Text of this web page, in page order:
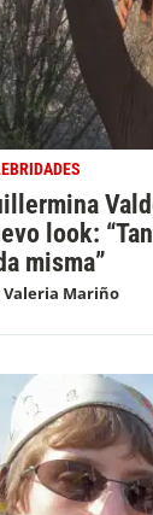
look:
misma”
Valeria Mariño